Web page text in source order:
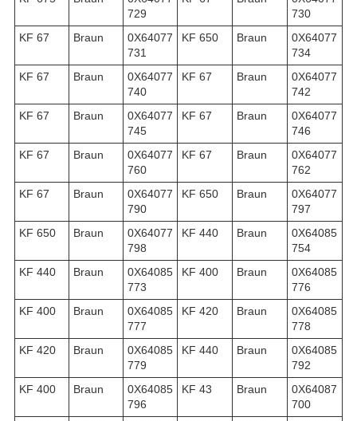
729
730
KF 67
Braun
0X64077
731
KF 650 Braun
0X64077
734
KF 67
Braun
0X64077
740
KF 67 Braun
0X64077
742
KF 67
Braun
0X64077
745
KF 67 Braun
0X64077
746
KF 67
Braun
0X64077
760
KF 67 Braun
0X64077
762
KF 67
Braun
0X64077
790
KF 650 Braun
0X64077
797
KF 650
Braun
0X64077
798
KF 440 Braun
0X64085
754
KF 440
Braun
0X64085
773
KF 400 Braun
0X64085
776
KF 400
Braun
0X64085
777
KF 420 Braun
0X64085
778
KF 420
Braun
0X64085
779
KF 440 Braun
0X64085
792
KF 400
Braun
0X64085
796
KF 43 Braun
0X64087
700